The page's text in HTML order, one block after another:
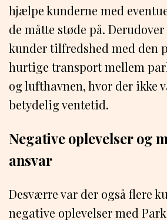
hjælpe kunderne med
de måtte støde på.
kunder tilfredshed med den
hurtige transport mellem
og lufthavnen, hvor der ikke
betydelig ventetid.
Negative oplevelser og
ansvar
Desværre var der også flere
negative oplevelser med